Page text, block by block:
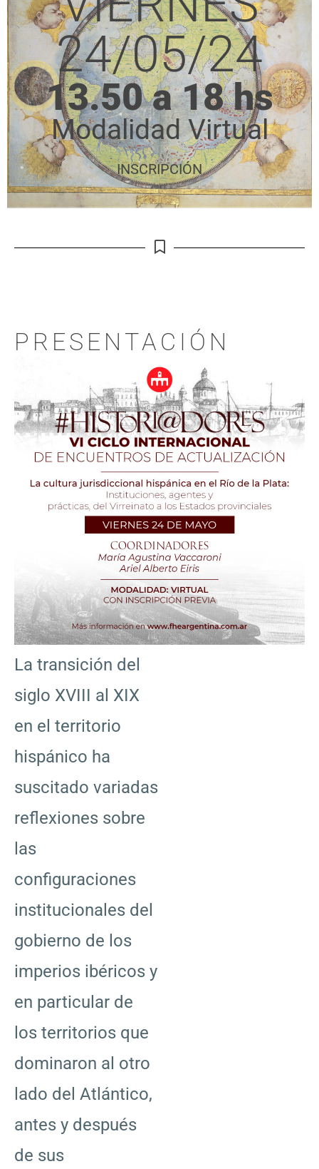
24/05/24
13.50 a 18 hs
Modalidad Virtual
INSCRIPCIÓN
PRESENTACIÓN
La transición del
siglo XVIII al XIX
en el territorio
hispánico ha
suscitado variadas
reflexiones sobre
las
configuraciones
institucionales del
gobierno de los
imperios ibéricos y
en particular de
los territorios que
dominaron al otro
lado del Atlántico,
antes y después
de sus